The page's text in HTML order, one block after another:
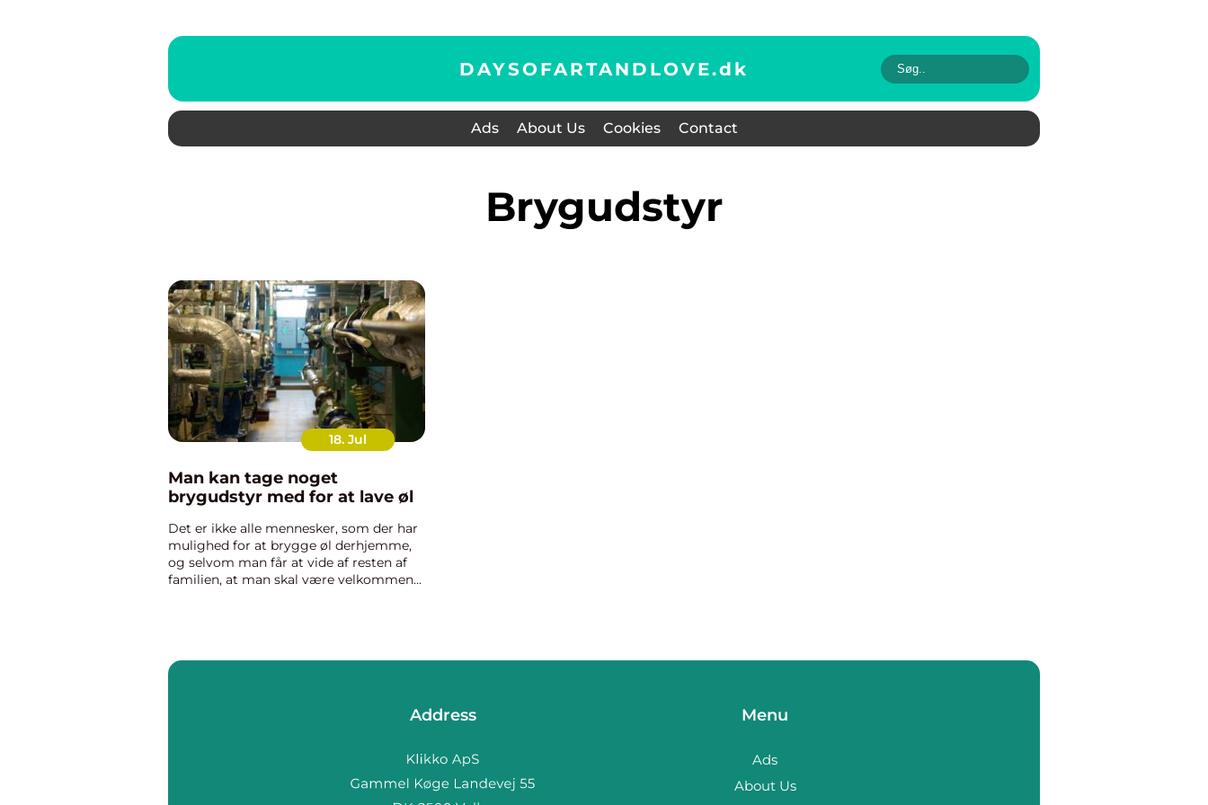
DAYSOFARTANDLOVE.dk
Ads About Us Cookies Contact
brygudstyr
18. Jul
Man kan tage noget
brygudstyr med for at lave øl
Det er ikke alle mennesker, som der har
mulighed for at brygge øl derhjemme,
og selvom man får at vide af resten af
familien, at man skal være velkommen
Address Menu
Ads
About Us